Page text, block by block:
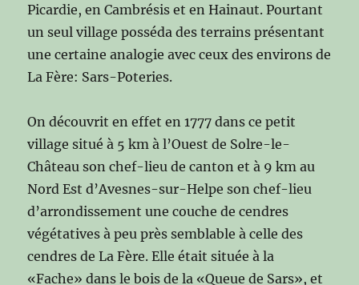
Picardie, en Cambrésis et en Hainaut. Pourtant
un seul village posséda des terrains présentant
une certaine analogie avec ceux des environs de
La Fère: Sars-Poteries.
On découvrit en effet en 1777 dans ce petit
village situé à 5 km à l’Ouest de Solre-le-
Château son chef-lieu de canton et à 9 km au
Nord Est d’Avesnes-sur-Helpe son chef-lieu
d’arrondissement une couche de cendres
végétatives à peu près semblable à celle des
cendres de La Fère. Elle était située à la
«Fache» dans le bois de la «Queue de Sars», et